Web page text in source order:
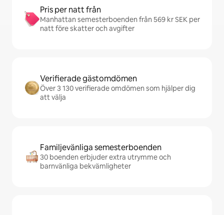
Pris per natt från
Manhattan semesterboenden från 569 kr SEK per
natt före skatter och avgifter
Verifierade gästomdömen
Över 3 130 verifierade omdömen som hjälper dig
att välja
Familjevänliga semesterboenden
30 boenden erbjuder extra utrymme och
barnvänliga bekvämligheter